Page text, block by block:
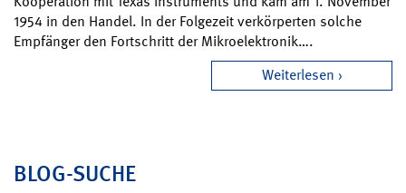
1954 in den Handel. In der Folgezeit verkörperten solche
Empfänger den Fortschritt der Mikroelektronik….
Weiterlesen
BLOG-SUCHE